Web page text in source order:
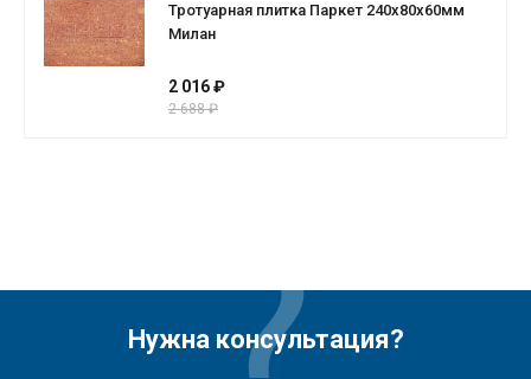
Тротуарная плитка Паркет 240x80x60мм
Милан
2 016 ₽
2 688 ₽
Нужна консультация?